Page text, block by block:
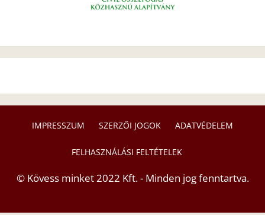
IMPRESSZUM SZERZŐI JOGOK ADATVÉDELEM
FELHASZNÁLÁSI FELTÉTELEK
© Kövess minket 2022 Kft. - Minden jog fenntartva.